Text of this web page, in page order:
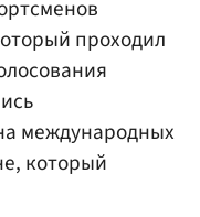
проходил
международных
который